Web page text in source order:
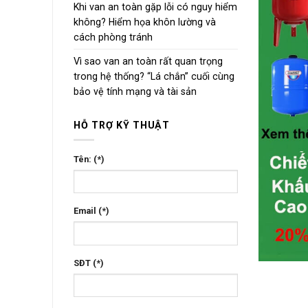
Khi van an toàn gặp lỗi có nguy hiểm
không? Hiểm họa khôn lường và
cách phòng tránh
Vì sao van an toàn rất quan trọng
trong hệ thống? “Lá chắn” cuối cùng
bảo vệ tính mạng và tài sản
HỖ TRỢ KỸ THUẬT
Tên: (*)
Email (*)
SĐT (*)